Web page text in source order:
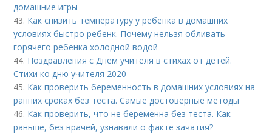
домашние игры
43. Как снизить температуру у ребенка в домашних
условиях быстро ребенк. Почему нельзя обливать
горячего ребенка холодной водой
44. Поздравления с Днем учителя в стихах от детей.
Стихи ко дню учителя 2020
45. Как проверить беременность в домашних условиях на
ранних сроках без теста. Самые достоверные методы
46. Как проверить, что не беременна без теста. Как
раньше, без врачей, узнавали о факте зачатия?